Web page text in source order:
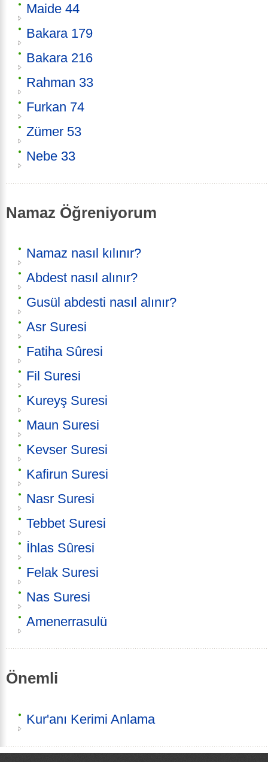
Maide 44
Bakara 179
Bakara 216
Rahman 33
Furkan 74
Zümer 53
Nebe 33
Namaz Öğreniyorum
Namaz nasıl kılınır?
Abdest nasıl alınır?
Gusül abdesti nasıl alınır?
Asr Suresi
Fatiha Sûresi
Fil Suresi
Kureyş Suresi
Maun Suresi
Kevser Suresi
Kafirun Suresi
Nasr Suresi
Tebbet Suresi
İhlas Sûresi
Felak Suresi
Nas Suresi
Amenerrasulü
Önemli
Kur'anı Kerimi Anlama